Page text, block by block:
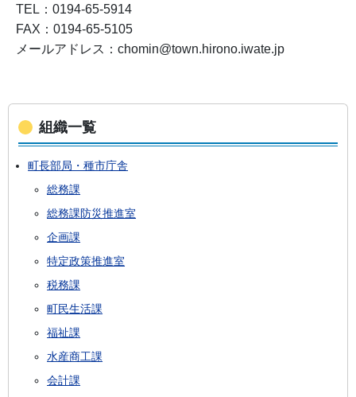
TEL：0194-65-5914
FAX：0194-65-5105
メールアドレス：chomin@town.hirono.iwate.jp
組織一覧
町長部局・種市庁舎
総務課
総務課防災推進室
企画課
特定政策推進室
税務課
町民生活課
福祉課
水産商工課
会計課